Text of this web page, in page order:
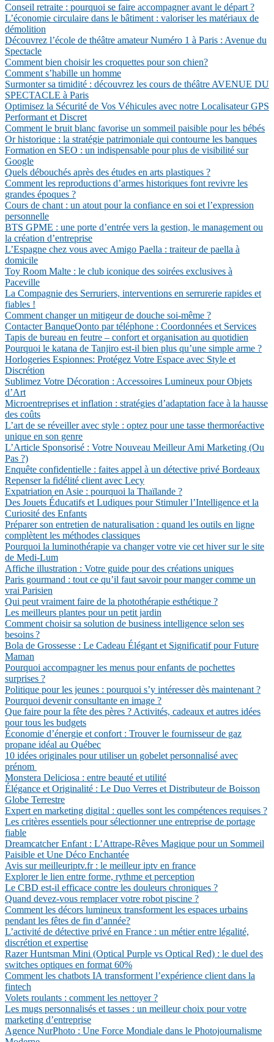
Conseil retraite : pourquoi se faire accompagner avant le départ ?
L’économie circulaire dans le bâtiment : valoriser les matériaux de
démolition
Découvrez l’école de théâtre amateur Numéro 1 à Paris : Avenue du
Spectacle
Comment bien choisir les croquettes pour son chien?
Comment s’habille un homme
Surmonter sa timidité : découvrez les cours de théâtre AVENUE DU
SPECTACLE à Paris
Optimisez la Sécurité de Vos Véhicules avec notre Localisateur GPS
Performant et Discret
Comment le bruit blanc favorise un sommeil paisible pour les bébés
Or historique : la stratégie patrimoniale qui contourne les banques
Formation en SEO : un indispensable pour plus de visibilité sur
Google
Quels débouchés après des études en arts plastiques ?
Comment les reproductions d’armes historiques font revivre les
grandes époques ?
Cours de chant : un atout pour la confiance en soi et l’expression
personnelle
BTS GPME : une porte d’entrée vers la gestion, le management ou
la création d’entreprise
L’Espagne chez vous avec Amigo Paella : traiteur de paella à
domicile
Toy Room Malte : le club iconique des soirées exclusives à
Paceville
La Compagnie des Serruriers, interventions en serrurerie rapides et
fiables !
Comment changer un mitigeur de douche soi-même ?
Contacter BanqueQonto par téléphone : Coordonnées et Services
Tapis de bureau en feutre – confort et organisation au quotidien
Pourquoi le katana de Tanjiro est-il bien plus qu’une simple arme ?
Horlogeries Espionnes: Protégez Votre Espace avec Style et
Discrétion
Sublimez Votre Décoration : Accessoires Lumineux pour Objets
d’Art
Microentreprises et inflation : stratégies d’adaptation face à la hausse
des coûts
L’art de se réveiller avec style : optez pour une tasse thermoréactive
unique en son genre
L’Article Sponsorisé : Votre Nouveau Meilleur Ami Marketing (Ou
Pas ?)
Enquête confidentielle : faites appel à un détective privé Bordeaux
Repenser la fidélité client avec Lecy
Expatriation en Asie : pourquoi la Thaïlande ?
Des Jouets Éducatifs et Ludiques pour Stimuler l’Intelligence et la
Curiosité des Enfants
Préparer son entretien de naturalisation : quand les outils en ligne
complètent les méthodes classiques
Pourquoi la luminothérapie va changer votre vie cet hiver sur le site
de Medi-Lum
Affiche illustration : Votre guide pour des créations uniques
Paris gourmand : tout ce qu’il faut savoir pour manger comme un
vrai Parisien
Qui peut vraiment faire de la photothérapie esthétique ?
Les meilleurs plantes pour un petit jardin
Comment choisir sa solution de business intelligence selon ses
besoins ?
Bola de Grossesse : Le Cadeau Élégant et Significatif pour Future
Maman
Pourquoi accompagner les menus pour enfants de pochettes
surprises ?
Politique pour les jeunes : pourquoi s’y intéresser dès maintenant ?
Pourquoi devenir consultante en image ?
Que faire pour la fête des pères ? Activités, cadeaux et autres idées
pour tous les budgets
Économie d’énergie et confort : Trouver le fournisseur de gaz
propane idéal au Québec
10 idées originales pour utiliser un gobelet personnalisé avec
prénom
Monstera Deliciosa : entre beauté et utilité
Élégance et Originalité : Le Duo Verres et Distributeur de Boisson
Globe Terrestre
Expert en marketing digital : quelles sont les compétences requises ?
Les critères essentiels pour sélectionner une entreprise de portage
fiable
Dreamcatcher Enfant : L’Attrape-Rêves Magique pour un Sommeil
Paisible et Une Déco Enchantée
Avis sur meilleuriptv.fr : le meilleur iptv en france
Explorer le lien entre forme, rythme et perception
Le CBD est-il efficace contre les douleurs chroniques ?
Quand devez-vous remplacer votre robot piscine ?
Comment les décors lumineux transforment les espaces urbains
pendant les fêtes de fin d’année?
L’activité de détective privé en France : un métier entre légalité,
discrétion et expertise
Razer Huntsman Mini (Optical Purple vs Optical Red) : le duel des
switches optiques en format 60%
Comment les chatbots IA transforment l’expérience client dans la
fintech
Volets roulants : comment les nettoyer ?
Les mugs personnalisés et tasses : un meilleur choix pour votre
marketing d’entreprise
Agence NurPhoto : Une Force Mondiale dans le Photojournalisme